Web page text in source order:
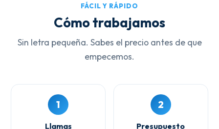
FÁCIL Y RÁPIDO
Cómo trabajamos
Sin letra pequeña. Sabes el precio antes de que
empecemos.
1
Llamas
2
Presupuesto